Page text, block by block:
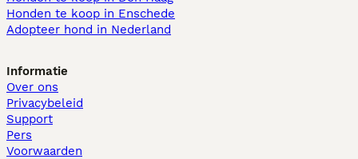
Honden te koop in Enschede
Adopteer hond in Nederland
Informatie
Over ons
Privacybeleid
Support
Pers
Voorwaarden